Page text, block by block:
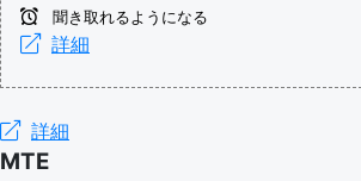
聞き取れるようになる
詳細
詳細
MTE